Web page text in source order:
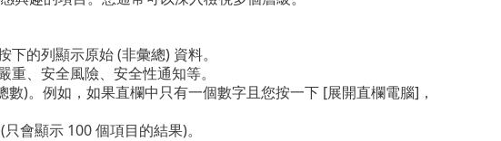
的列顯示原始 (非彙總) 資料。
、安全風險、安全性通知等。
)。例如，如果直欄中只有一個數字且您按一下 [展開直欄電腦]，
會顯示 100 個項目的結果)。